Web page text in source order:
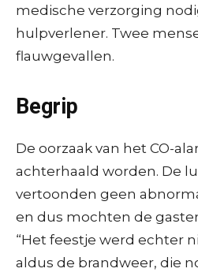
medische verzorging
hulpverlener. Twee
flauwgevallen.
Begrip
De oorzaak van het CO-
achterhaald worden. De
vertoonden geen
en dus mochten de
“Het feestje werd echter
aldus de brandweer, die